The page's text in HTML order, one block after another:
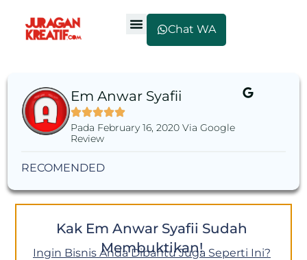
Chat WA
Em Anwar Syafii
Pada February 16, 2020 Via Google
Review
RECOMENDED
Kak Em Anwar Syafii Sudah
Membuktikan!
Ingin Bisnis Anda Dibantu Juga Seperti Ini?